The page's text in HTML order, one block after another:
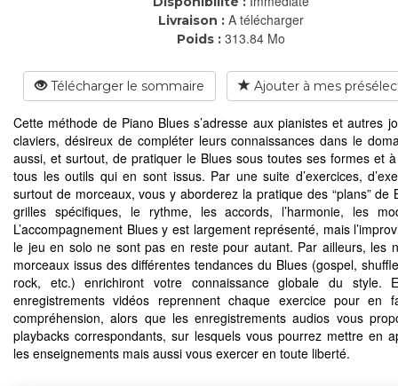
Livraison : A télécharger
Poids : 313.84 Mo
Télécharger le sommaire Ajouter à mes
Cette méthode de Piano Blues s’adresse aux pianistes et autres
claviers, désireux de compléter leurs connaissances dans le
aussi, et surtout, de pratiquer le Blues sous toutes ses formes et à
tous les outils qui en sont issus. Par une suite d’exercices,
surtout de morceaux, vous y aborderez la pratique des “plans” de
grilles spécifiques, le rythme, les accords, l’harmonie, les
L’accompagnement Blues y est largement représenté, mais
le jeu en solo ne sont pas en reste pour autant. Par ailleurs, les
morceaux issus des différentes tendances du Blues (gospel,
rock, etc.) enrichiront votre connaissance globale du style.
enregistrements vidéos reprennent chaque exercice pour en
compréhension, alors que les enregistrements audios vous
playbacks correspondants, sur lesquels vous pourrez mettre en
les enseignements mais aussi vous exercer en toute liberté.